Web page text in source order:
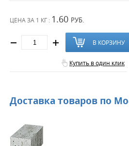
ЦЕНА ЗА 1 КГ : 1.60 РУБ.
В КОРЗИНУ
Купить в один клик
Доставка товаров по